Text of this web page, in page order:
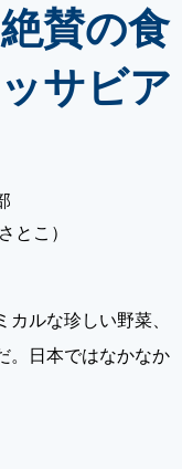
賛の食
サビア
とこ）
ルな珍しい野菜、
。日本ではなかなか